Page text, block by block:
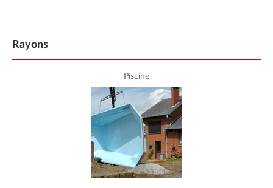
Rayons
Piscine